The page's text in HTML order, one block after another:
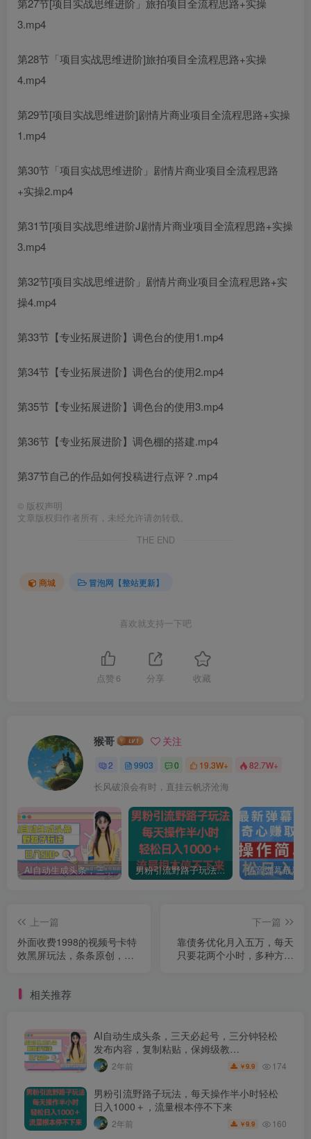
第27节[项目实战思维进阶」旅拍项目全流程思路+实操
3.mp4
第28节「项目实战思维进阶]旅拍项目全流程思路+实操
4.mp4
第29节[项目实战思维进阶]剧情片商业项目全流程思路+实操
1.mp4
第30节「项目实战思维进阶」剧情片商业项目全流程思路
+实操2.mp4
第31节[项目实战思维进阶J剧情片商业项目全流程思路+实操
3.mp4
第32节[项目实战思维进阶」剧情片商业项目全流程思路+实
操4.mp4
第33节【专业拓展进阶】调色台的使用1.mp4
第34节【专业拓展进阶】调色台的使用2.mp4
第35节【专业拓展进阶】调色台的使用3.mp4
第36节【专业拓展进阶】调色棚的搭建.mp4
第37节自己的作品如何投稿进行点评？.mp4
© 版权声明
文章版权归作者所有，未经允许请勿转载。
THE END
商城 冒泡网【整站更新】
喜欢就支持一下吧
点赞 6 分享 收藏
猴哥 关注
2 9903 0 19.3W+ 82.7W+
长风破浪会有时，直挂云帆济沧海
AI自动生成头条，三天必起号，三分钟轻松发布内容，复制粘贴，保姆级教… 男粉引流野路子玩法，每天操作半小时轻松日入1000＋，流量根本停不下来
上一篇
外面收费1998的视频号卡特
效黑屏玩法，条条原创，轻
下一篇
靠债务优化月入五万，每天
只要花两个小时，多种方式
相关推荐
AI自动生成头条，三天必起号，三分钟轻松
发布内容，复制粘贴，保姆级教…
2年前 ￥9.9 174
男粉引流野路子玩法，每天操作半小时轻松
日入1000＋，流量根本停不下来
2年前 ￥9.9 160